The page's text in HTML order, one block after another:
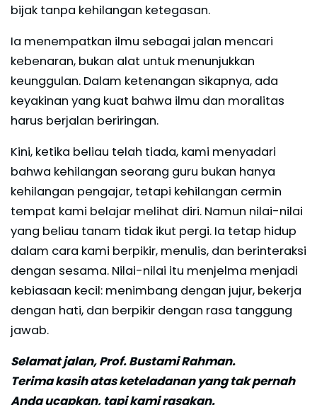
bijak tanpa kehilangan ketegasan.
Ia menempatkan ilmu sebagai jalan mencari
kebenaran, bukan alat untuk menunjukkan
keunggulan. Dalam ketenangan sikapnya, ada
keyakinan yang kuat bahwa ilmu dan moralitas
harus berjalan beriringan.
Kini, ketika beliau telah tiada, kami menyadari
bahwa kehilangan seorang guru bukan hanya
kehilangan pengajar, tetapi kehilangan cermin
tempat kami belajar melihat diri. Namun nilai-nilai
yang beliau tanam tidak ikut pergi. Ia tetap hidup
dalam cara kami berpikir, menulis, dan berinteraksi
dengan sesama. Nilai-nilai itu menjelma menjadi
kebiasaan kecil: menimbang dengan jujur, bekerja
dengan hati, dan berpikir dengan rasa tanggung
jawab.
Selamat jalan, Prof. Bustami Rahman.
Terima kasih atas keteladanan yang tak pernah
Anda ucapkan, tapi kami rasakan.